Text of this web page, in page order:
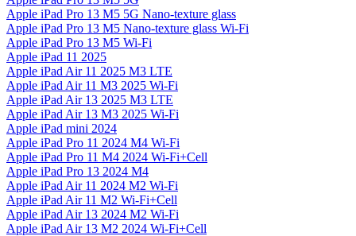
Apple iPad Pro 13 M5 5G Nano-texture glass
Apple iPad Pro 13 M5 Nano-texture glass Wi-Fi
Apple iPad Pro 13 M5 Wi-Fi
Apple iPad 11 2025
Apple iPad Air 11 2025 M3 LTE
Apple iPad Air 11 M3 2025 Wi-Fi
Apple iPad Air 13 2025 M3 LTE
Apple iPad Air 13 M3 2025 Wi-Fi
Apple iPad mini 2024
Apple iPad Pro 11 2024 M4 Wi-Fi
Apple iPad Pro 11 M4 2024 Wi-Fi+Cell
Apple iPad Pro 13 2024 M4
Apple iPad Air 11 2024 M2 Wi-Fi
Apple iPad Air 11 M2 Wi-Fi+Cell
Apple iPad Air 13 2024 M2 Wi-Fi
Apple iPad Air 13 M2 2024 Wi-Fi+Cell